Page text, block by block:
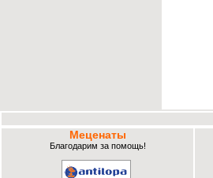
Меценаты
Благодарим за помощь!